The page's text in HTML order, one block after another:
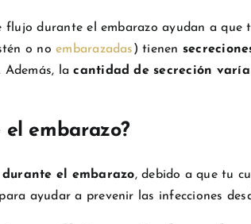
flujo durante el embarazo ayudan a que
o noembarazadas ) tienen
Además, lacantidad de secreción varía
embarazo?
el embarazo, debido a que tu
ayudar a prevenir las infecciones